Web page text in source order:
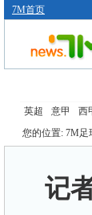
7M首页
英超 意甲 西
您的位置: 7M足
记